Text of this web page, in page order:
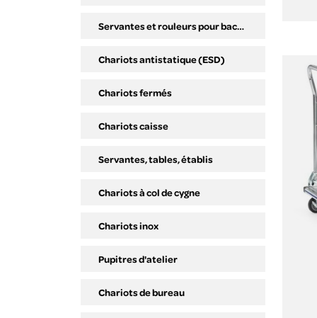
Servantes et rouleurs pour bacs plastiques
Chariots antistatique (ESD)
Chariots fermés
Chariots caisse
Servantes, tables, établis
Chariots à col de cygne
Chariots inox
Pupitres d'atelier
Chariots de bureau